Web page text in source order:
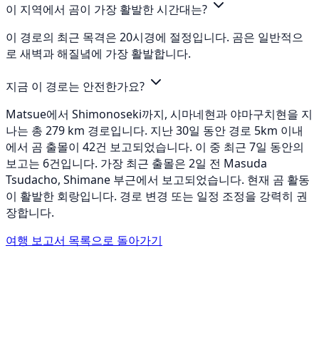
이 지역에서 곰이 가장 활발한 시간대는?
이 경로의 최근 목격은 20시경에 절정입니다. 곰은 일반적으
로 새벽과 해질녘에 가장 활발합니다.
지금 이 경로는 안전한가요?
Matsue에서 Shimonoseki까지, 시마네현과 야마구치현을 지
나는 총 279 km 경로입니다. 지난 30일 동안 경로 5km 이내
에서 곰 출몰이 42건 보고되었습니다. 이 중 최근 7일 동안의
보고는 6건입니다. 가장 최근 출몰은 2일 전 Masuda
Tsudacho, Shimane 부근에서 보고되었습니다. 현재 곰 활동
이 활발한 회랑입니다. 경로 변경 또는 일정 조정을 강력히 권
장합니다.
여행 보고서 목록으로 돌아가기